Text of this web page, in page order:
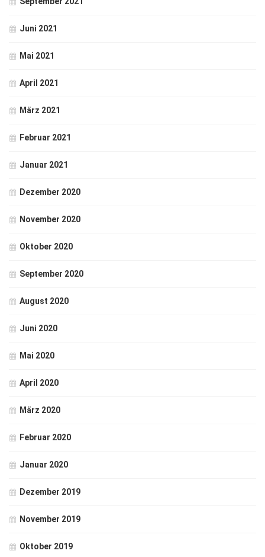
Juni 2021
Mai 2021
April 2021
März 2021
Februar 2021
Januar 2021
Dezember 2020
November 2020
Oktober 2020
September 2020
August 2020
Juni 2020
Mai 2020
April 2020
März 2020
Februar 2020
Januar 2020
Dezember 2019
November 2019
Oktober 2019